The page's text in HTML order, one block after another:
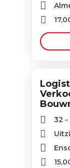
32 -